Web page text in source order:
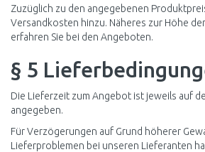
Zuzüglich zu den angegebenen
Versandkosten hinzu. Näheres zur Höhe
erfahren Sie bei den Angeboten.
§ 5
Die Lieferzeit zum Angebot ist jeweils auf
angegeben.
Für Verzögerungen auf Grund höherer
Lieferproblemen bei unseren Lieferanten